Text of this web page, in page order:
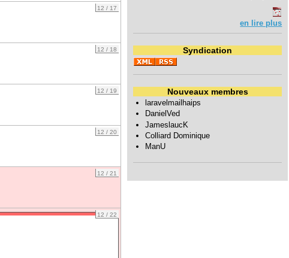
12 / 17
12 / 18
12 / 19
12 / 20
12 / 21
12 / 22
en lire plus
Syndication
Nouveaux membres
laravelmailhaips
DanielVed
JameslaucK
Colliard Dominique
ManU